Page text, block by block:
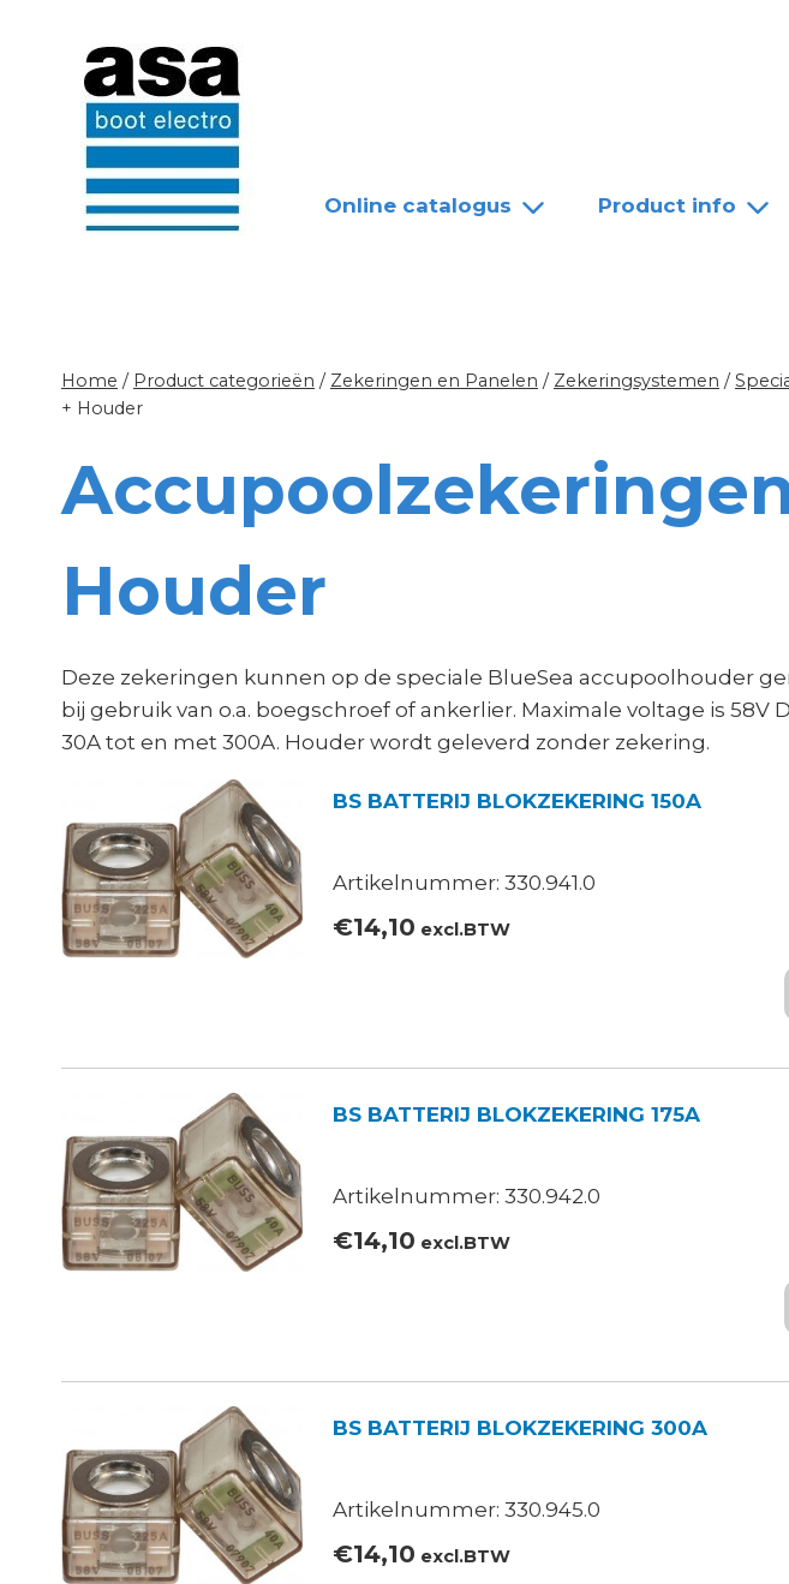
Online catalogus Product info
Home / Product categorieën / Zekeringen en Panelen / Zekeringsystemen /
+ Houder
Houder
Deze zekeringen kunnen op de speciale BlueSea accupoolhouder
bij gebruik van o.a. boegschroef of ankerlier. Maximale voltage is 58V
30A tot en met 300A. Houder wordt geleverd zonder zekering.
BS BATTERIJ BLOKZEKERING 150A
Artikelnummer: 330.941.0
€14,10 excl.BTW
BS BATTERIJ BLOKZEKERING 175A
Artikelnummer: 330.942.0
€14,10 excl.BTW
BS BATTERIJ BLOKZEKERING 300A
Artikelnummer: 330.945.0
€14,10 excl.BTW